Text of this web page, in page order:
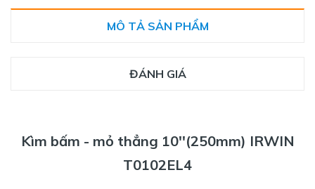
MÔ TẢ SẢN PHẨM
ĐÁNH GIÁ
Kìm bấm - mỏ thẳng 10''(250mm) IRWIN
T0102EL4